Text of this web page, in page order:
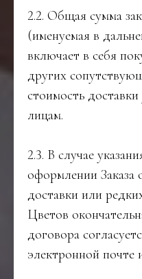
2.2. Общая сумма
(именуемая в
включает в себя
других
стоимость
лицам.
2.3. В случае
оформлении Заказа
доставки или
Цветов
договора
электронной почте